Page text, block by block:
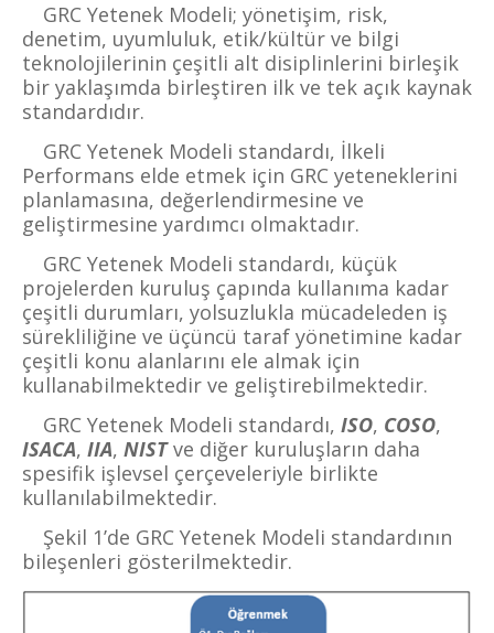
GRC Yetenek Modeli; yönetişim, risk,
denetim, uyumluluk, etik/kültür ve bilgi
teknolojilerinin çeşitli alt disiplinlerini birleşik
bir yaklaşımda birleştiren ilk ve tek açık kaynak
standardıdır.
GRC Yetenek Modeli standardı, İlkeli
Performans elde etmek için GRC yeteneklerini
planlamasına, değerlendirmesine ve
geliştirmesine yardımcı olmaktadır.
GRC Yetenek Modeli standardı, küçük
projelerden kuruluş çapında kullanıma kadar
çeşitli durumları, yolsuzlukla mücadeleden iş
sürekliliğine ve üçüncü taraf yönetimine kadar
çeşitli konu alanlarını ele almak için
kullanabilmektedir ve geliştirebilmektedir.
GRC Yetenek Modeli standardı, ISO, COSO,
ISACA, IIA, NISTve diğer kuruluşların daha
spesifik işlevsel çerçeveleriyle birlikte
kullanılabilmektedir.
Şekil 1’de GRC Yetenek Modeli standardının
bileşenleri gösterilmektedir.